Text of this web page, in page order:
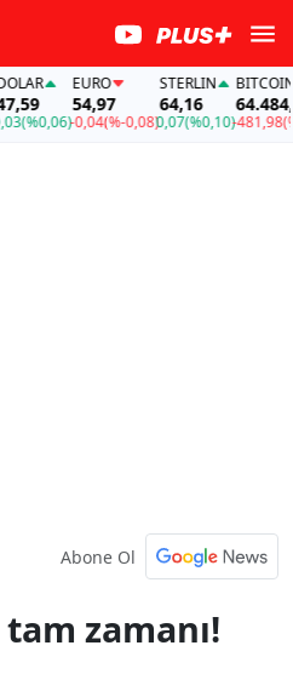
(%0,06)
EURO
54,97
-0,04(%-0,08)
STERLIN
64,16
0,07(%0,10)
BITCOIN
-481,98
Abone Ol
zamanı!